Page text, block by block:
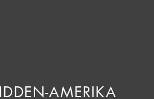
AMERIKA